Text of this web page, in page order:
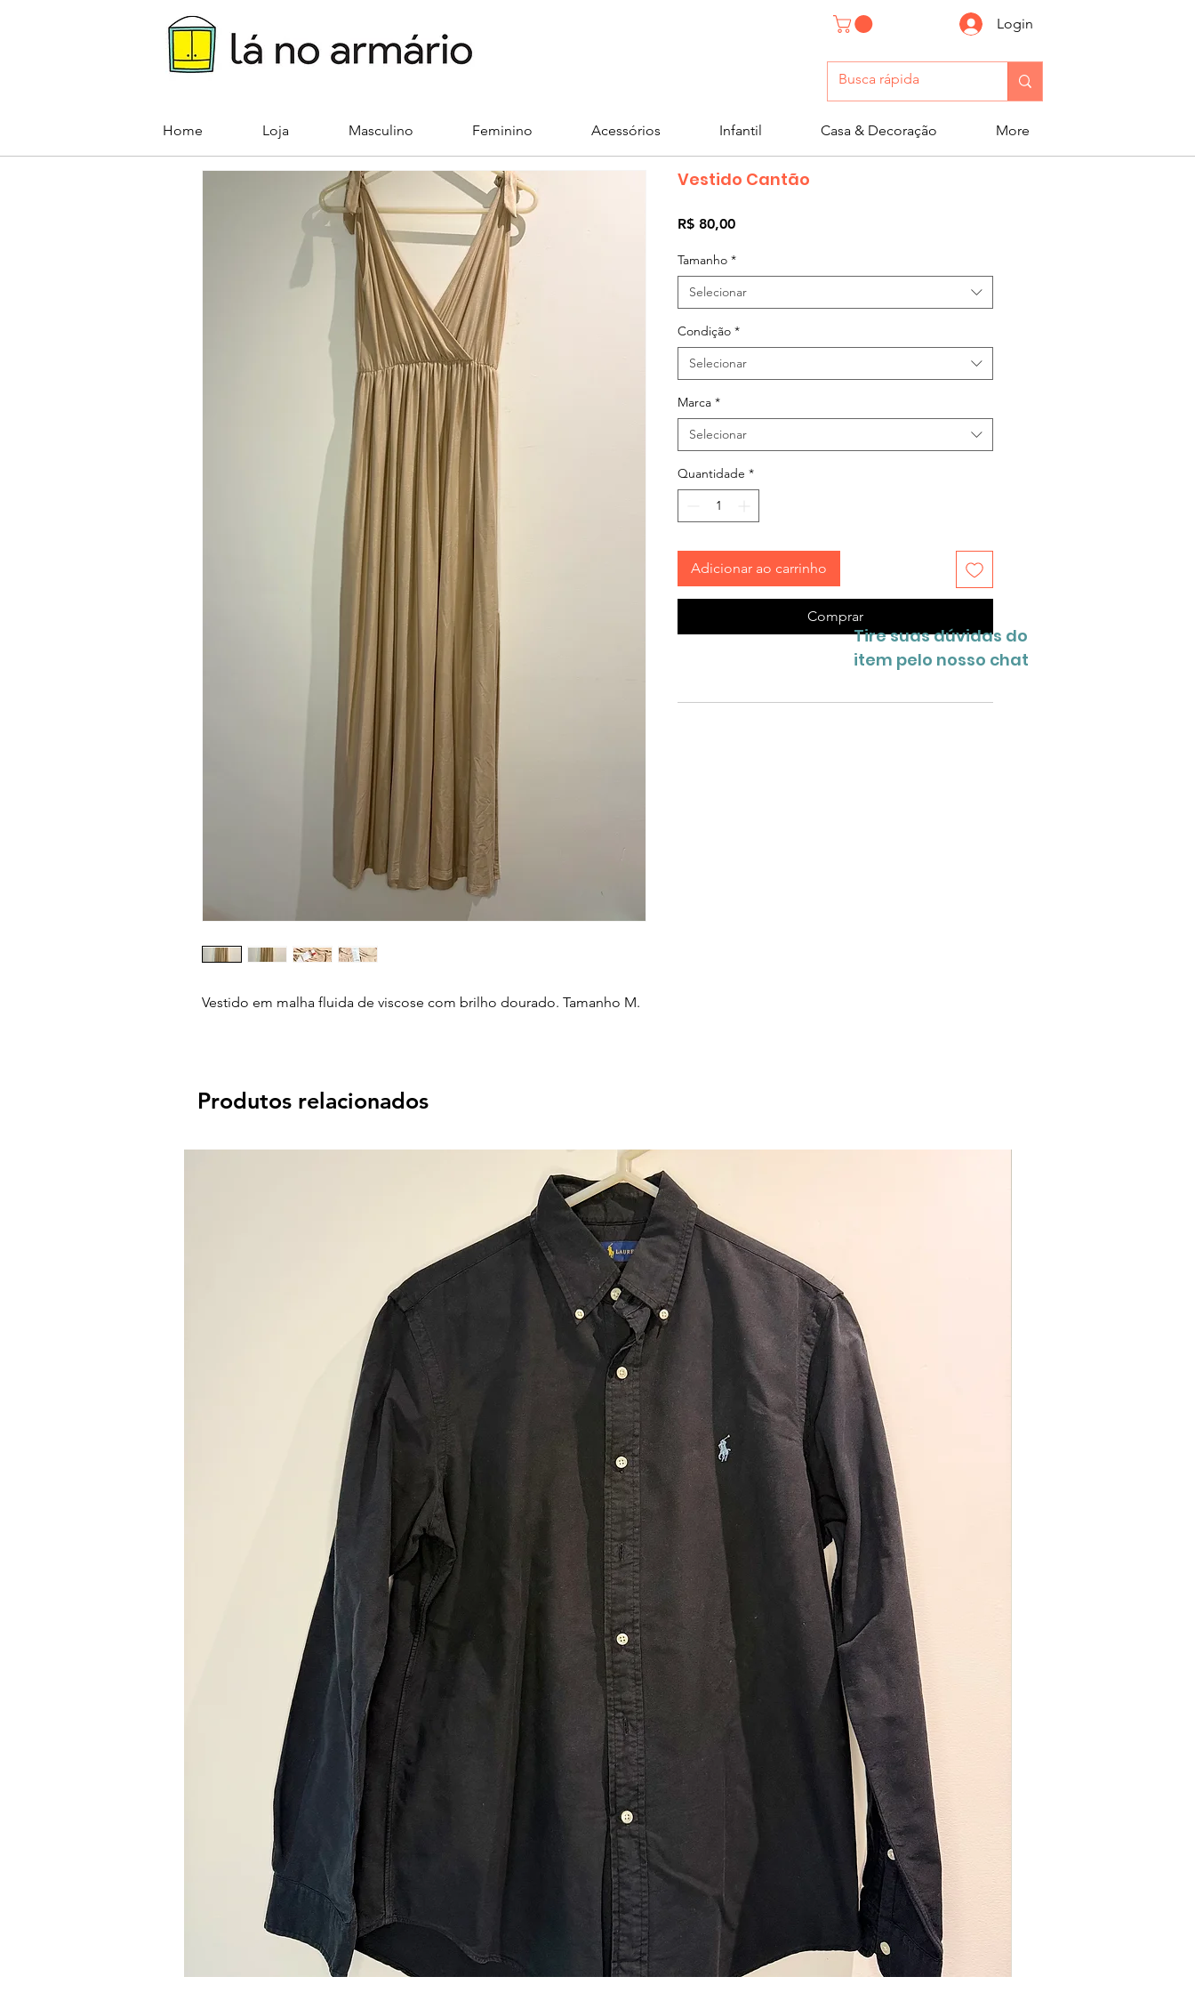
Login
Home Loja Masculino Feminino Acessórios Infantil Casa & Decoração More
Vestido em malha fluida de viscose com brilho dourado. Tamanho M.
Vestido Cantão
R$ 80,00Preço
Tamanho *
Selecionar
Condição *
Selecionar
Marca *
Selecionar
Quantidade *
Adicionar ao carrinho
Comprar
Tire suas dúvidas do
item pelo nosso chat
Produtos relacionados